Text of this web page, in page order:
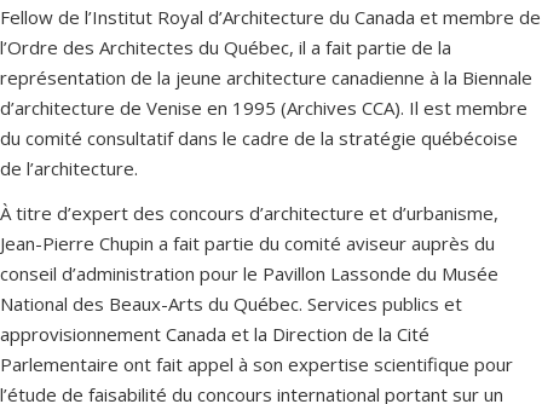
Fellow de l’Institut Royal d’Architecture du Canada et membre de
l’Ordre des Architectes du Québec, il a fait partie de la
représentation de la jeune architecture canadienne à la Biennale
d’architecture de Venise en 1995 (Archives CCA). Il est membre
du comité consultatif dans le cadre de la stratégie québécoise
de l’architecture.
À titre d’expert des concours d’architecture et d’urbanisme,
Jean-Pierre Chupin a fait partie du comité aviseur auprès du
conseil d’administration pour le Pavillon Lassonde du Musée
National des Beaux-Arts du Québec. Services publics et
approvisionnement Canada et la Direction de la Cité
Parlementaire ont fait appel à son expertise scientifique pour
l’étude de faisabilité du concours international portant sur un